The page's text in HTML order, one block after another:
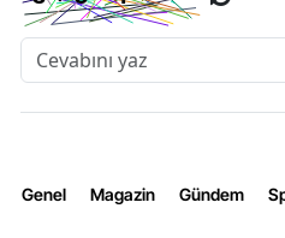
Genel Magazin Gündem